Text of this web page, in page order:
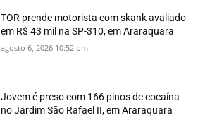
TOR prende motorista com skank avaliado
em R$ 43 mil na SP-310, em Araraquara
agosto 6, 2026 10:52 pm
Jovem é preso com 166 pinos de cocaína
no Jardim São Rafael II, em Araraquara